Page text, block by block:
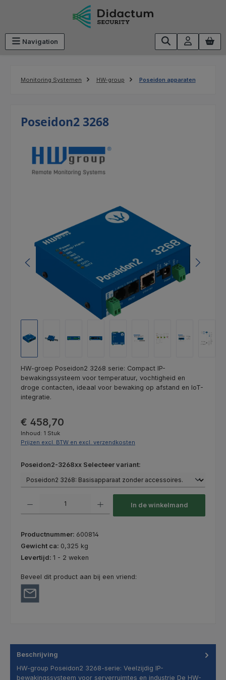
Navigation
Monitoring Systemen HW-group Poseidon apparaten
Poseidon2 3268
Afbeeldingengalerij overslaan
HW-groep Poseidon2 3268 serie: Compact IP-
bewakingssysteem voor temperatuur, vochtigheid en
droge contacten, ideaal voor bewaking op afstand en IoT-
integratie.
Normale prijs:
€ 458,70
Inhoud: 1 Stuk
Prijzen excl. BTW en excl. verzendkosten
Selecteer
Poseidon2-3268xx Selecteer variant:
In de winkelmand
Productnummer: 600814
Gewicht ca: 0,325 kg
Levertijd: 1 - 2 weken
Beveel dit product aan bij een vriend:
Beschrijving
HW-group Poseidon2 3268-serie: Veelzijdig IP-
bewakingssysteem voor serverruimtes en industrie De HW-